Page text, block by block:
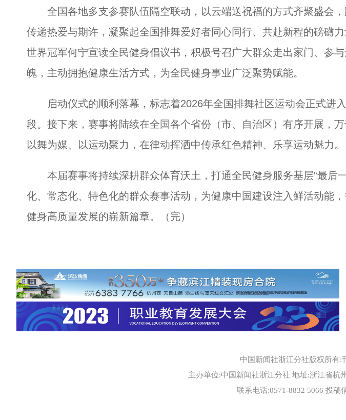
全国各地多支参赛队伍隔空联动，以云端送祝福的方式齐聚盛会，
传递热爱与期许，凝聚起全国排舞爱好者同心同行、共赴新程的磅礴
世界冠军何宁宣读全民健身倡议书，积极号召广大群众走出家门、参
魄，主动拥抱健康生活方式，为全民健身事业广泛聚势赋能。
启动仪式的顺利落幕，标志着2026年全国排舞社区运动会正式进
段。接下来，赛事将陆续在全国各个省份（市、自治区）有序开展，
以舞为媒、以运动聚力，在律动挥洒中传承红色精神、乐享运动魅力。
本届赛事将持续深耕群众体育沃土，打通全民健身服务基层“最后
化、常态化、特色化的群众赛事活动，为健康中国建设注入鲜活动能
健身高质量发展的崭新篇章。（完）
中国新闻社浙江分社版权所有:
主办单位:中国新闻社浙江分社 地址:浙江省杭
联系电话:0571-8832 5066 投稿